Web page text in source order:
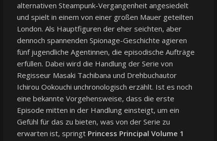
alternativen Steampunk-Vergangenheit angesiedelt
und spielt in einem von einer großen Mauer geteilten
London. Als Hauptfiguren der eher seichten, aber
dennoch spannenden Spionage-Geschichte agieren
fünf jugendliche Agentinnen, die episodische Aufträge
erfüllen. Dabei wird die Handlung der Serie von
Regisseur Masaki Tachibana und Drehbuchautor
Ichirou Ookouchi unchronologisch erzählt. Ist es noch
eine bekannte Vorgehensweise, dass die erste
Episode mitten in der Handlung einsteigt, um ein
Gefühl für das zu bieten, was von der Serie zu
erwarten ist, springt Princess Principal Volume 1